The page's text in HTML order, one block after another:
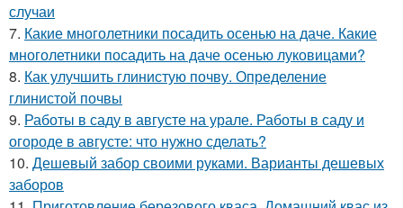
случаи
7. Какие многолетники посадить осенью на даче. Какие
многолетники посадить на даче осенью луковицами?
8. Как улучшить глинистую почву. Определение
глинистой почвы
9. Работы в саду в августе на урале. Работы в саду и
огороде в августе: что нужно сделать?
10. Дешевый забор своими руками. Варианты дешевых
заборов